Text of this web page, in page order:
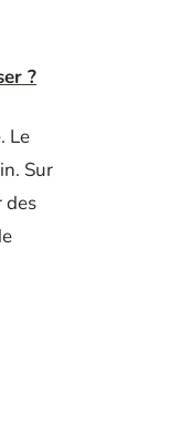
?
Le
Sur
des